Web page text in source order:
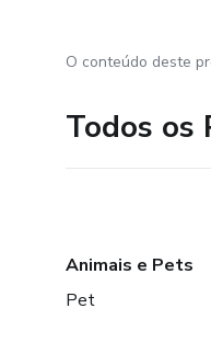
O conteúdo deste
Todos os
Animais e Pets
Pet